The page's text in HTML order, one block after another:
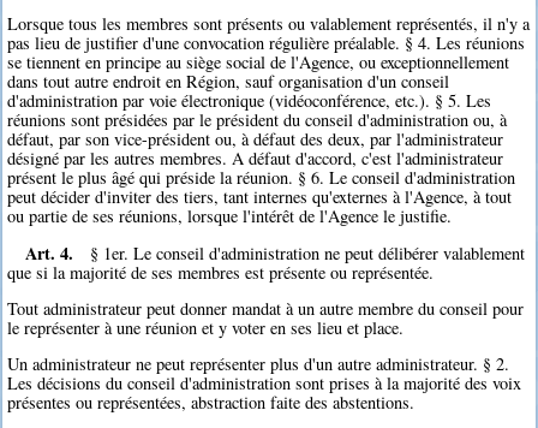
Lorsque tous les membres sont présents ou valablement représentés, il n'y a
pas lieu de justifier d'une convocation régulière préalable. § 4. Les réunions
se tiennent en principe au siège social de l'Agence, ou exceptionnellement
dans tout autre endroit en Région, sauf organisation d'un conseil
d'administration par voie électronique (vidéoconférence, etc.). § 5. Les
réunions sont présidées par le président du conseil d'administration ou, à
défaut, par son vice-président ou, à défaut des deux, par l'administrateur
désigné par les autres membres. A défaut d'accord, c'est l'administrateur
présent le plus âgé qui préside la réunion. § 6. Le conseil d'administration
peut décider d'inviter des tiers, tant internes qu'externes à l'Agence, à tout
ou partie de ses réunions, lorsque l'intérêt de l'Agence le justifie.
Art. 4.
§ 1er. Le conseil d'administration ne peut délibérer valablement
que si la majorité de ses membres est présente ou représentée.
Tout administrateur peut donner mandat à un autre membre du conseil pour
le représenter à une réunion et y voter en ses lieu et place.
Un administrateur ne peut représenter plus d'un autre administrateur. § 2.
Les décisions du conseil d'administration sont prises à la majorité des voix
présentes ou représentées, abstraction faite des abstentions.